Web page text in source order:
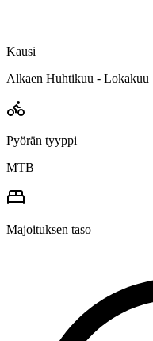
Kausi
Alkaen Huhtikuu - Lokakuu
Pyörän tyyppi
MTB
Majoituksen taso